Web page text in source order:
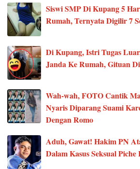
Siswi SMP Di Kupang 5
Rumah, Ternyata Digilir 7
Di Kupang, Istri Tugas
Janda Ke Rumah, Gituan
Wah-wah, FOTO Cantik
Nyaris Diparang Suami
Dengan Romo
Aduh, Gawat! Hakim PN
Dalam Kasus Seksual Piche